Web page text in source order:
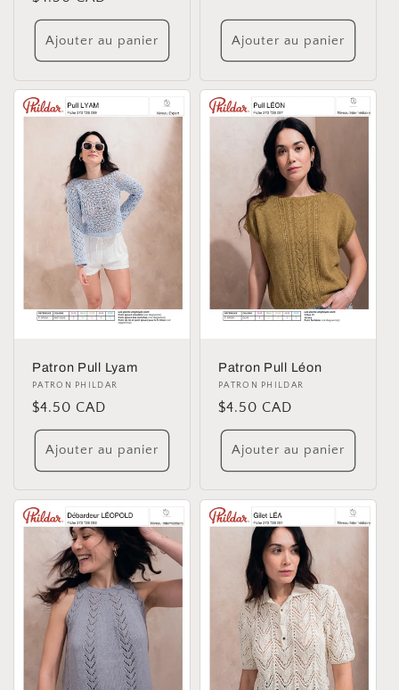
habituel
Ajouter au panier Ajouter au panier
Patron Pull Lyam
Distributeur :
PATRON PHILDAR
Prix
habituel
$4.50 CAD
Ajouter au panier
Patron Pull Léon
Distributeur :
PATRON PHILDAR
Prix
habituel
$4.50 CAD
Ajouter au panier